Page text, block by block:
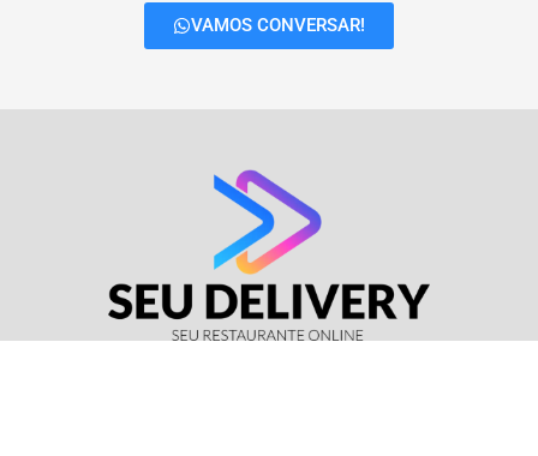
VAMOS CONVERSAR!